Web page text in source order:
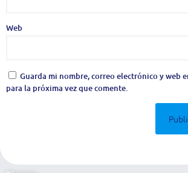
Web
Guarda mi nombre, correo electrónico y web
para la próxima vez que comente.